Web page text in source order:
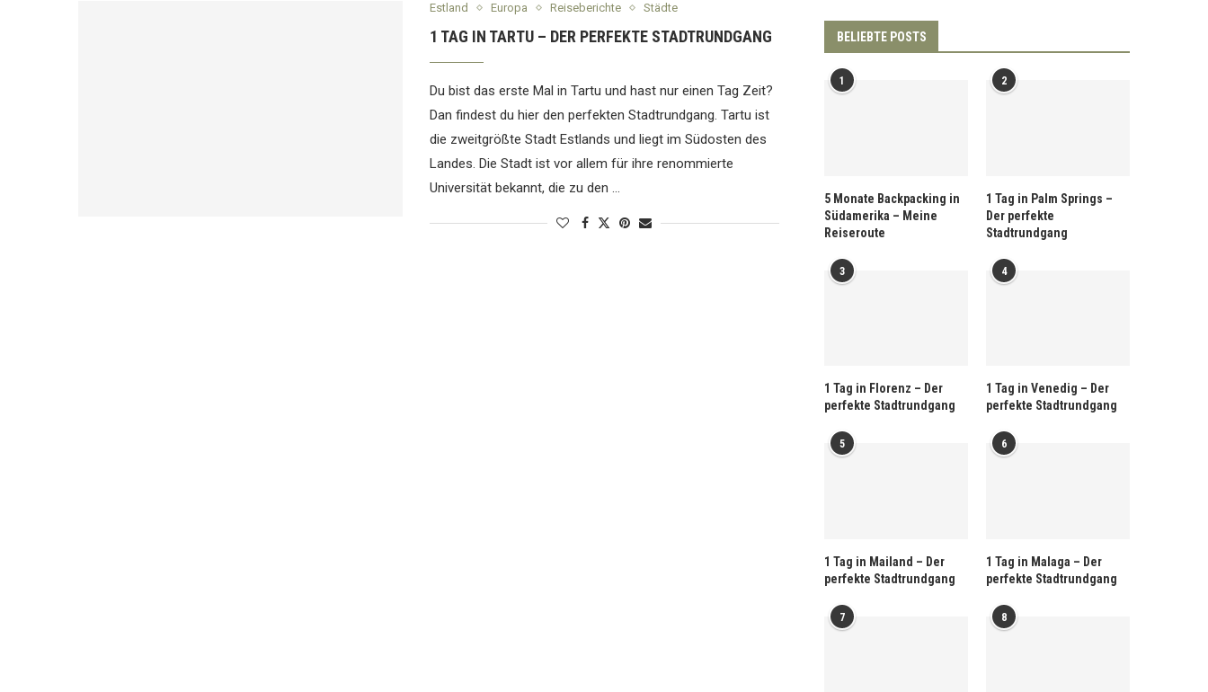
Estland Europa Reiseberichte Städte
1 TAG IN TARTU – DER PERFEKTE STADTRUNDGANG
Du bist das erste Mal in Tartu und hast nur einen Tag Zeit?
Dan findest du hier den perfekten Stadtrundgang. Tartu ist
die zweitgrößte Stadt Estlands und liegt im Südosten des
Landes. Die Stadt ist vor allem für ihre renommierte
Universität bekannt, die zu den …
BELIEBTE POSTS
1
5 Monate Backpacking in
Südamerika – Meine
Reiseroute
2
1 Tag in Palm Springs –
Der perfekte
Stadtrundgang
3
1 Tag in Florenz – Der
perfekte Stadtrundgang
4
1 Tag in Venedig – Der
perfekte Stadtrundgang
5
1 Tag in Mailand – Der
perfekte Stadtrundgang
6
1 Tag in Malaga – Der
perfekte Stadtrundgang
7 8